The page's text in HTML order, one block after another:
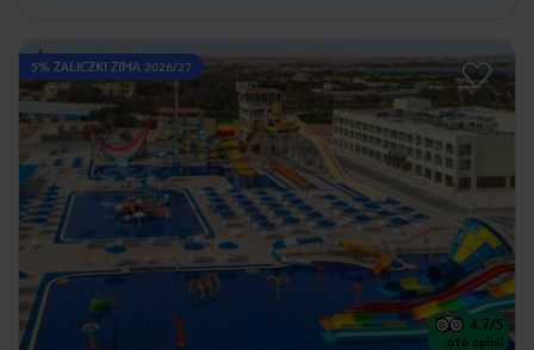
5% ZALICZKI ZIMA 2026/27
4.7/5
616 opinii